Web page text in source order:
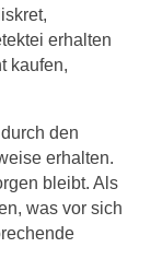
erhalten
kaufen,
den
erhalten.
bleibt. Als
was vor sich